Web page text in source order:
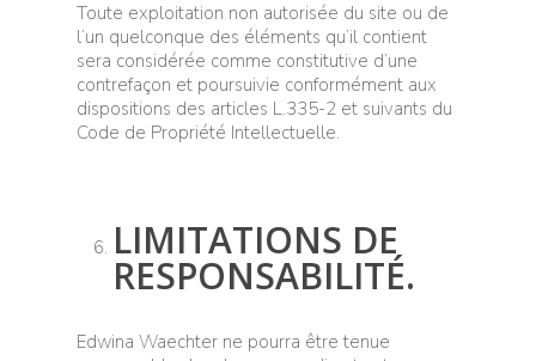
Toute exploitation non autorisée du site ou de
l’un quelconque des éléments qu’il contient
sera considérée comme constitutive d’une
contrefaçon et poursuivie conformément aux
dispositions des articles L.335-2 et suivants du
Code de Propriété Intellectuelle.
LIMITATIONS DE
RESPONSABILITÉ.
Edwina Waechter ne pourra être tenue